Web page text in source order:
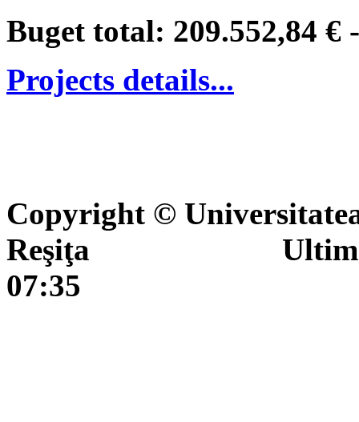
Buget total: 209.552,84 €
Projects details...
Copyright ©
Reşiţa Ultima
07:35